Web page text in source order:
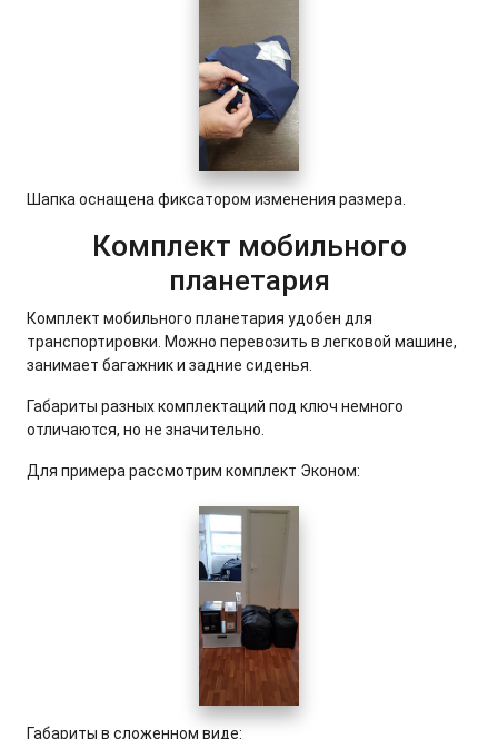
Шапка оснащена фиксатором изменения размера.
Комплект мобильного
планетария
Комплект мобильного планетария удобен для
транспортировки. Можно перевозить в легковой машине,
занимает багажник и задние сиденья.
Габариты разных комплектаций под ключ немного
отличаются, но не значительно.
Для примера рассмотрим комплект Эконом:
Габариты в сложенном виде: